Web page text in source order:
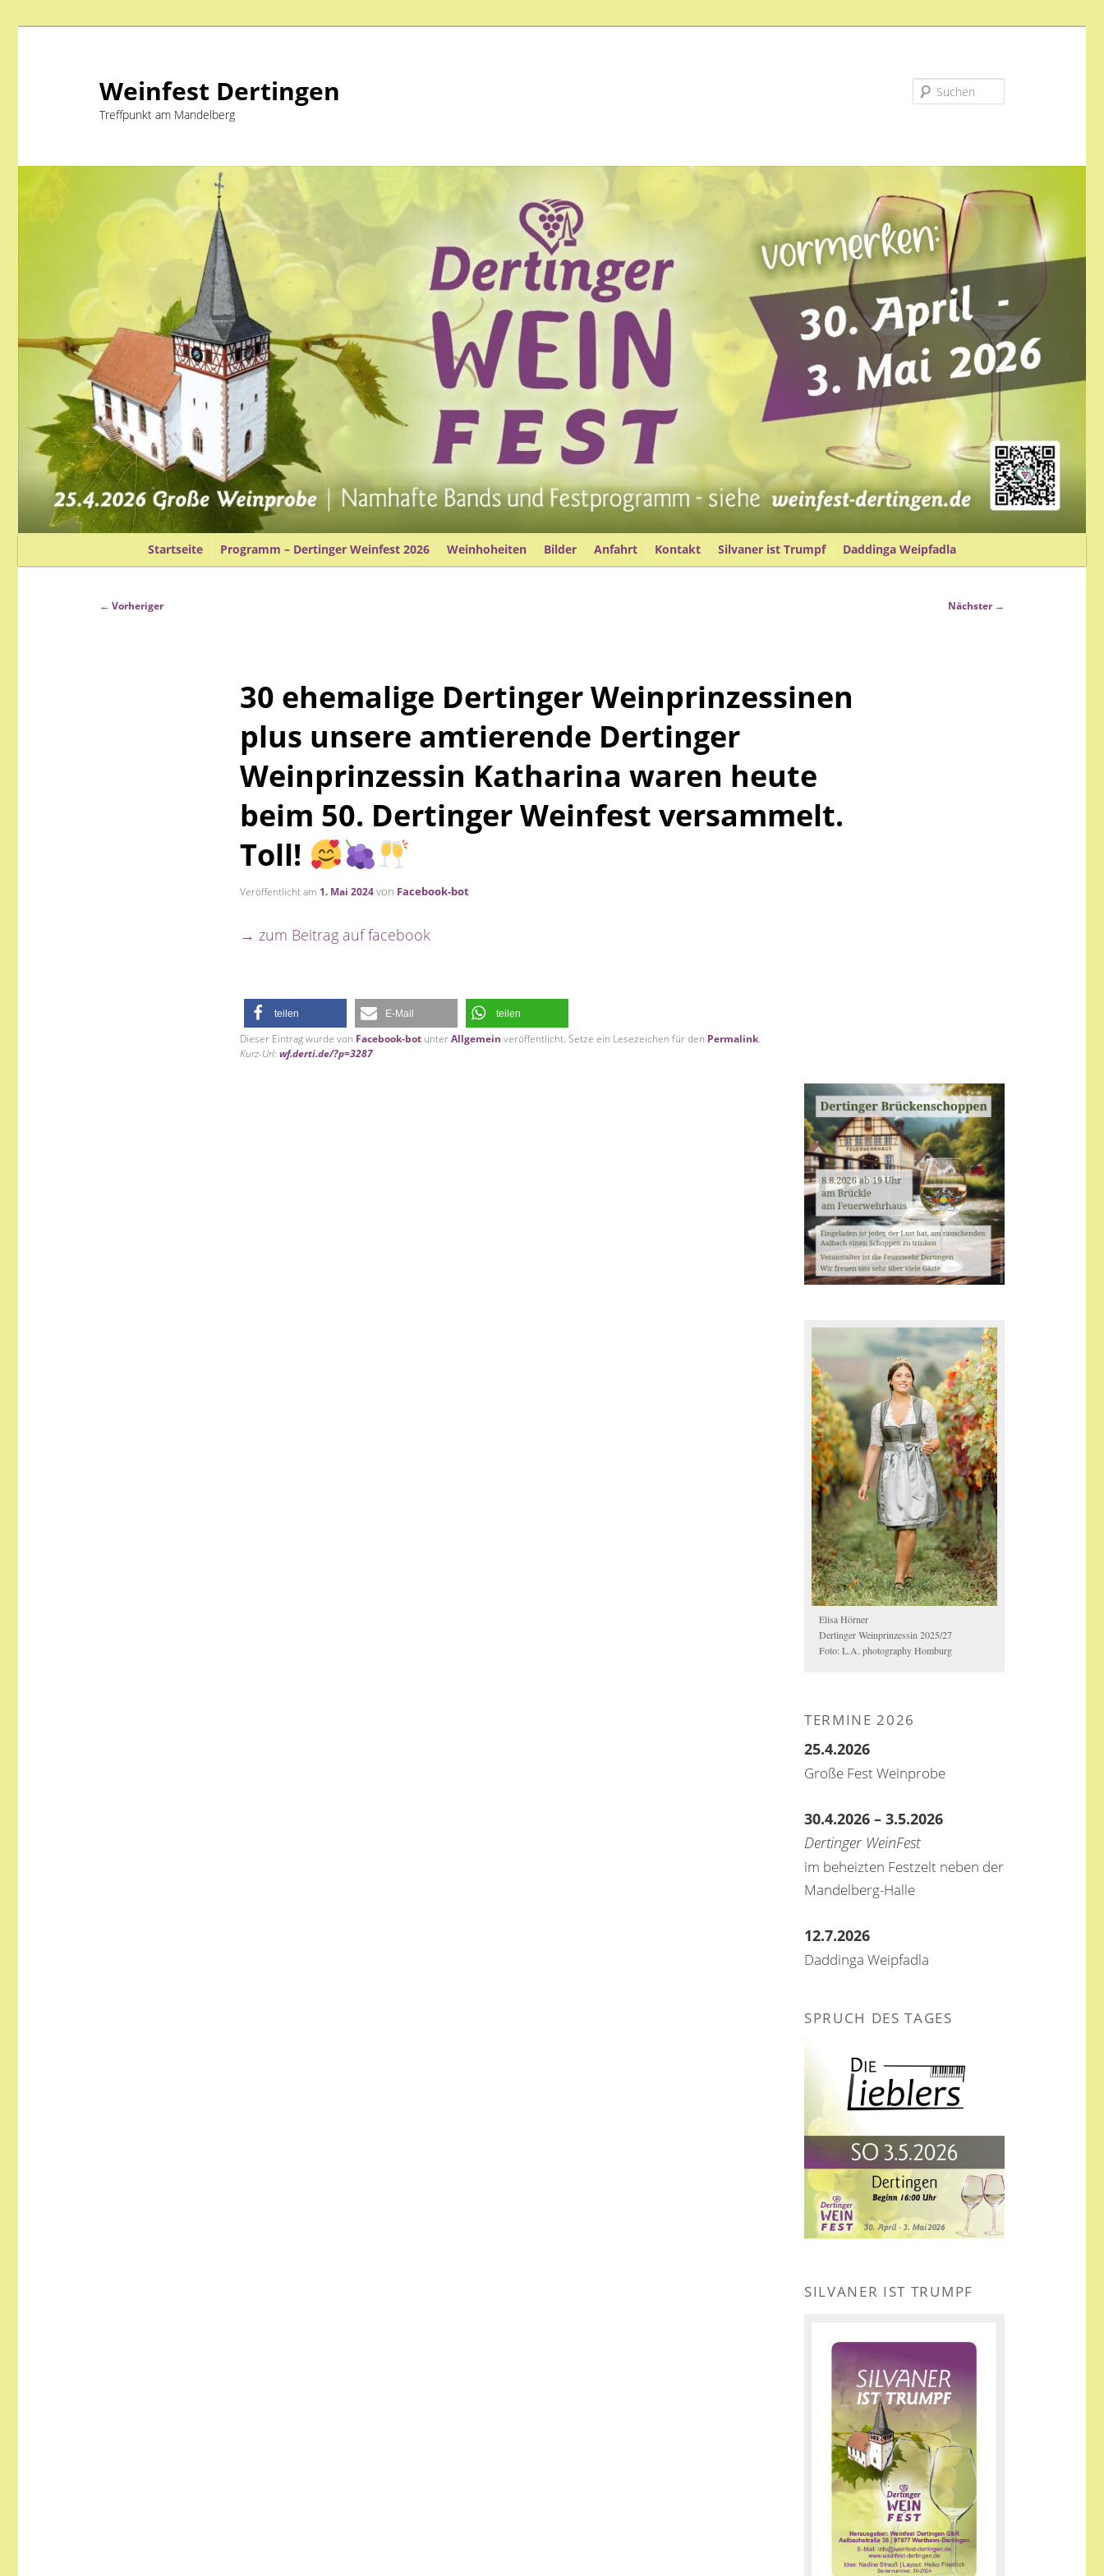
Weinfest Dertingen
Treffpunkt am Mandelberg
primären
Startseite Programm – Dertinger Weinfest 2026 Weinhoheiten Bilder Anfahrt Kontakt Silvaner ist Trumpf Daddinga Weipfadla
Beitragsnavigation
← Vorheriger Nächster →
30 ehemalige Dertinger Weinprinzessinen
plus unsere amtierende Dertinger
Weinprinzessin Katharina waren heute
beim 50. Dertinger Weinfest versammelt.
Toll!
Veröffentlicht am 1. Mai 2024von Facebook-bot
→ zum Beitrag auf facebook
teilen E-Mail teilen
Dieser Eintrag wurde von Facebook-bot unterAllgemein veröffentlicht. Setze ein Lesezeichen für den Permalink.
Kurz-Url:wf.derti.de/?p=3287
Elisa Hörner
Dertinger Weinprinzessin 2025/27
Foto: L.A. photography Homburg
TERMINE 2026
25.4.2026
Große Fest Weinprobe
30.4.2026 – 3.5.2026
Dertinger WeinFest
im beheizten Festzelt neben der
Mandelberg-Halle
12.7.2026
Daddinga Weipfadla
SPRUCH DES TAGES
SILVANER IST TRUMPF